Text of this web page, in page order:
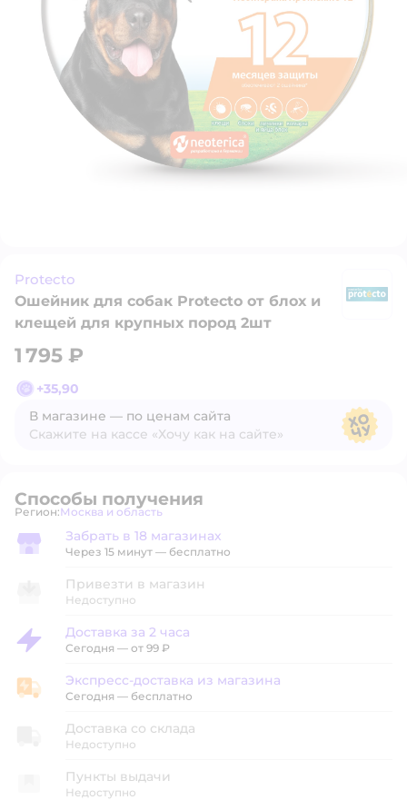
Protecto
Ошейник для собак Protecto от блох и
клещей для крупных пород 2шт
1 795 ₽
+35,90
В магазине — по ценам сайта
Скажите на кассе «Хочу как на сайте»
Способы получения
Регион: Выбор адреса доставки.
Москва и область
Забрать в магазине
Забрать в 18 магазинах
Через 15 минут — бесплатно
Привезти в магазин
Недоступно
Доставка за 2 часа
Доставка за 2 часа
Сегодня — от 99 ₽
Экспресс-доставка из магазина
Экспресс-доставка из магазина
Сегодня — бесплатно
Доставка со склада
Недоступно
Пункты выдачи
Недоступно